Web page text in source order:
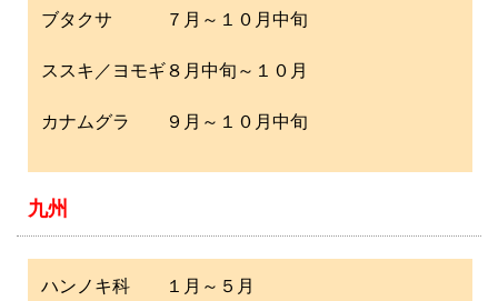
ブタクサ ７月～１０月中旬
ススキ／ヨモギ８月中旬～１０月
カナムグラ ９月～１０月中旬
九州
ハンノキ科 １月～５月